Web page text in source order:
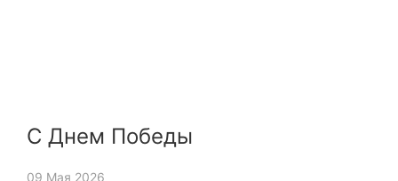
С Днем Победы
09 Мая 2026